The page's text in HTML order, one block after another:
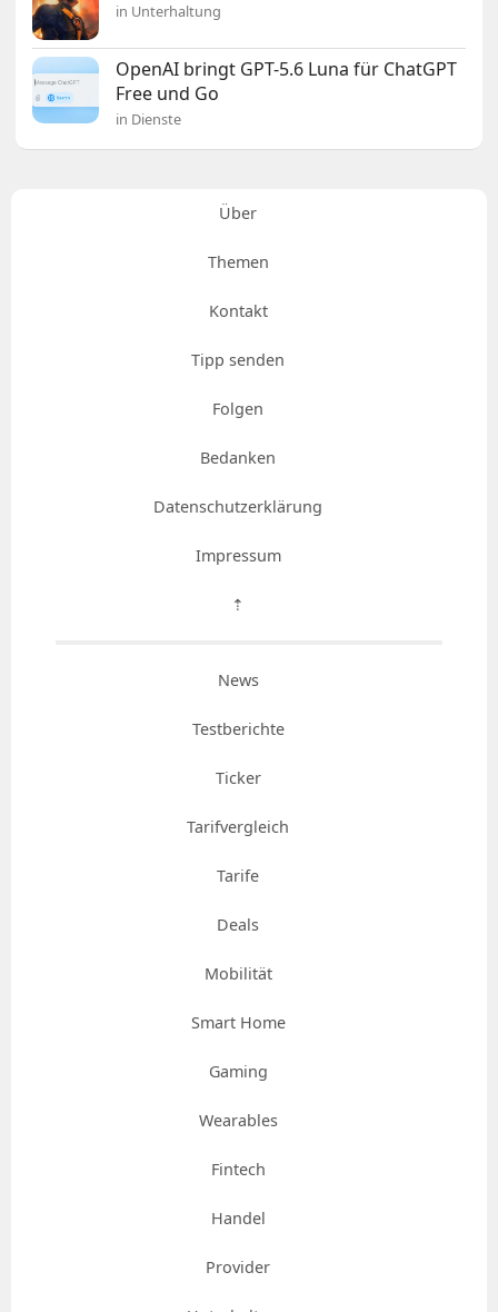
in Unterhaltung
OpenAI bringt GPT-5.6 Luna für ChatGPT
Free und Go
in Dienste
Über
Themen
Kontakt
Tipp senden
Folgen
Bedanken
Datenschutzerklärung
Impressum
⇡
News
Testberichte
Ticker
Tarifvergleich
Tarife
Deals
Mobilität
Smart Home
Gaming
Wearables
Fintech
Handel
Provider